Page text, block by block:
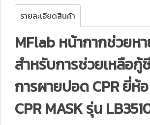
รายละเอียดสินค้า
MFlab หน้ากากช่วยห
สำหรับการช่วยเหลือ
การผายปอด CPR ยี่ห้
CPR MASK รุ่น